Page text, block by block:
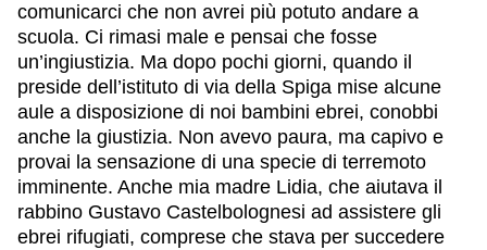
comunicarci che non avrei più potuto andare a
scuola. Ci rimasi male e pensai che fosse
un’ingiustizia. Ma dopo pochi giorni, quando il
preside dell’istituto di via della Spiga mise alcune
aule a disposizione di noi bambini ebrei, conobbi
anche la giustizia. Non avevo paura, ma capivo e
provai la sensazione di una specie di terremoto
imminente. Anche mia madre Lidia, che aiutava il
rabbino Gustavo Castelbolognesi ad assistere gli
ebrei rifugiati, comprese che stava per succedere